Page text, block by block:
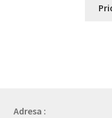
Adresa :